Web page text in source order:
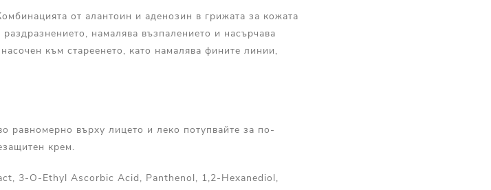
от алантоин и аденозин в грижата за кожата
намалява възпалението и насърчава
към стареенето, като намалява фините линии,
равномерно върху лицето и леко потупвайте за по-
крем.
3-O-Ethyl Ascorbic Acid, Panthenol, 1,2-Hexanediol,